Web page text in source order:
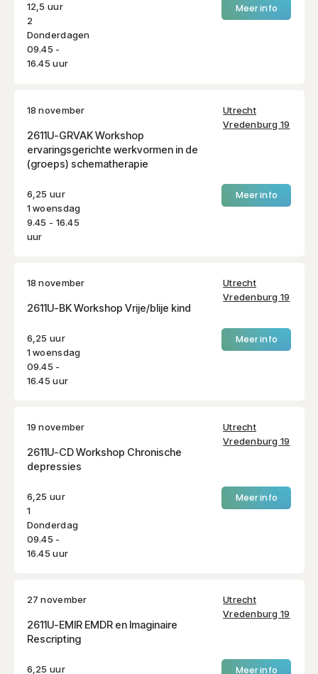
12,5 uur
2
Donderdagen
09.45 -
16.45 uur
Meer info
18 november
Utrecht
Vredenburg 19
2611U-GRVAK Workshop
ervaringsgerichte werkvormen in de
(groeps) schematherapie
6,25 uur
1 woensdag
9.45 - 16.45
uur
Meer info
18 november
Utrecht
Vredenburg 19
2611U-BK Workshop Vrije/blije kind
6,25 uur
1 woensdag
09.45 -
16.45 uur
Meer info
19 november
Utrecht
Vredenburg 19
2611U-CD Workshop Chronische
depressies
6,25 uur
1
Donderdag
09.45 -
16.45 uur
Meer info
27 november
Utrecht
Vredenburg 19
2611U-EMIR EMDR en Imaginaire
Rescripting
6,25 uur Meer info